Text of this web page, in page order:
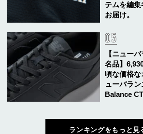
テムを編
お届け。
【ニュー
名品】
頃な価格
ューバラ
Balance
ランキングをもっと見